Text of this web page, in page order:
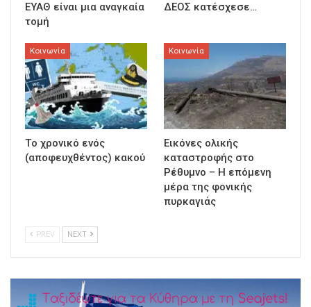
ΕΥΑΘ είναι μια αναγκαία
τομή
ΔΕΟΣ κατέσχεσε…
Κοινωνία
Τo χρονικό ενός
(αποφευχθέντος) κακού
Κοινωνία
Εικόνες ολικής
καταστροφής στο
Ρέθυμνο – Η επόμενη
μέρα της φονικής
πυρκαγιάς
PREV NEXT